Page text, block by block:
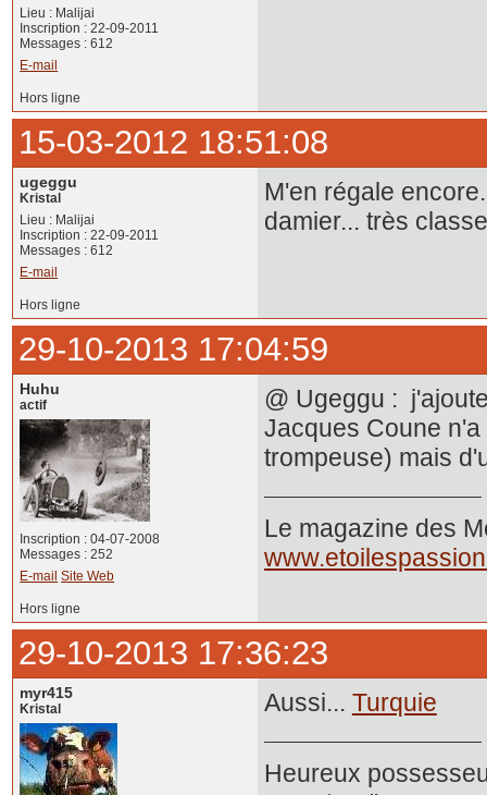
Lieu : Malijai
Inscription : 22-09-2011
Messages : 612
E-mail
Hors ligne
15-03-2012 18:51:08
ugeggu
Kristal
Lieu : Malijai
Inscription : 22-09-2011
Messages : 612
E-mail
M'en régale
damier... très
Hors ligne
29-10-2013 17:04:59
Huhu
actif
Inscription : 04-07-2008
Messages : 252
E-mail Site Web
@ Ugeggu :
Jacques Coune
trompeuse) mais
Le magazine des
Hors ligne
29-10-2013 17:36:23
myr415
Kristal Aussi... Turquie
Heureux